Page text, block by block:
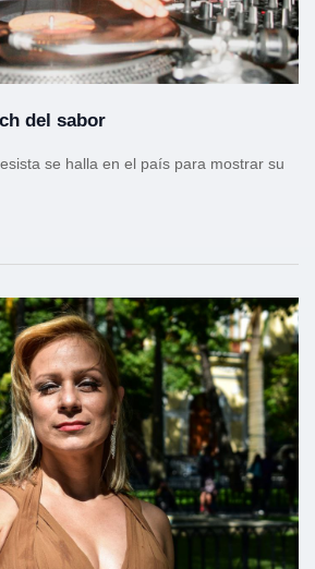
del sabor
se halla en el país para mostrar su